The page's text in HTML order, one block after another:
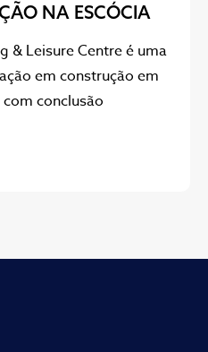
NA ESCÓCIA
& Leisure Centre é uma
em construção em
conclusão